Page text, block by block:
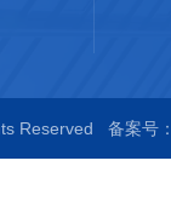
Reserved 备案号